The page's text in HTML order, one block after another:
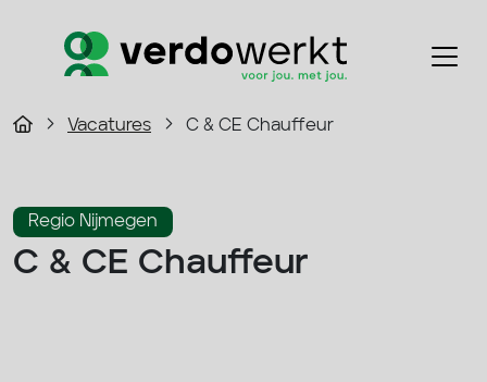
Vacatures C & CE Chauffeur
Regio Nijmegen
C & CE Chauffeur